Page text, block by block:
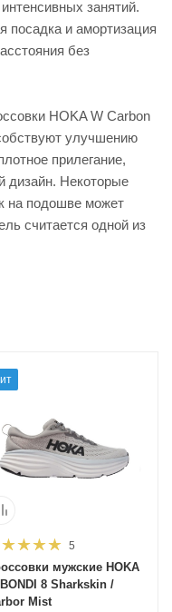
занятий.
и амортизация
без
HOKA W Carbon
улучшению
прилегание,
дизайн. Некоторые
на подошве может
считается одной из
5
мужские HOKA
8 Sharkskin /
Mist